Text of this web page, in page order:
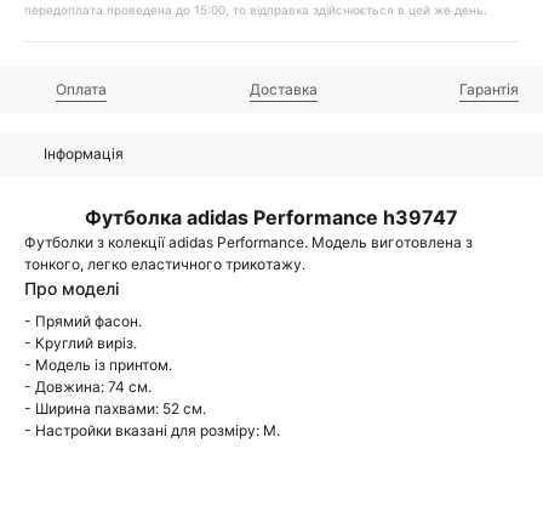
передоплата проведена до 15:00, то відправка здійснюється в цей же день.
Оплата Доставка Гарантія
Інформація
Футболка adidas Performance h39747
Футболки з колекції adidas Performance. Модель виготовлена з
тонкого, легко еластичного трикотажу.
Про моделі
- Прямий фасон.
- Круглий виріз.
- Модель із принтом.
- Довжина: 74 см.
- Ширина пахвами: 52 см.
- Настройки вказані для розміру: M.